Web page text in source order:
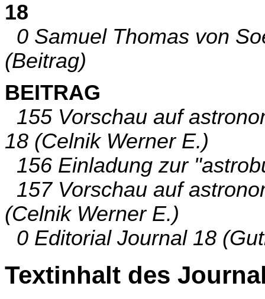
18
0 Samuel Thomas von
(Beitrag)
BEITRAG
155 Vorschau auf
18 (Celnik Werner E.)
156 Einladung zur
157 Vorschau auf
(Celnik Werner E.)
0 Editorial Journal 18
Textinhalt des